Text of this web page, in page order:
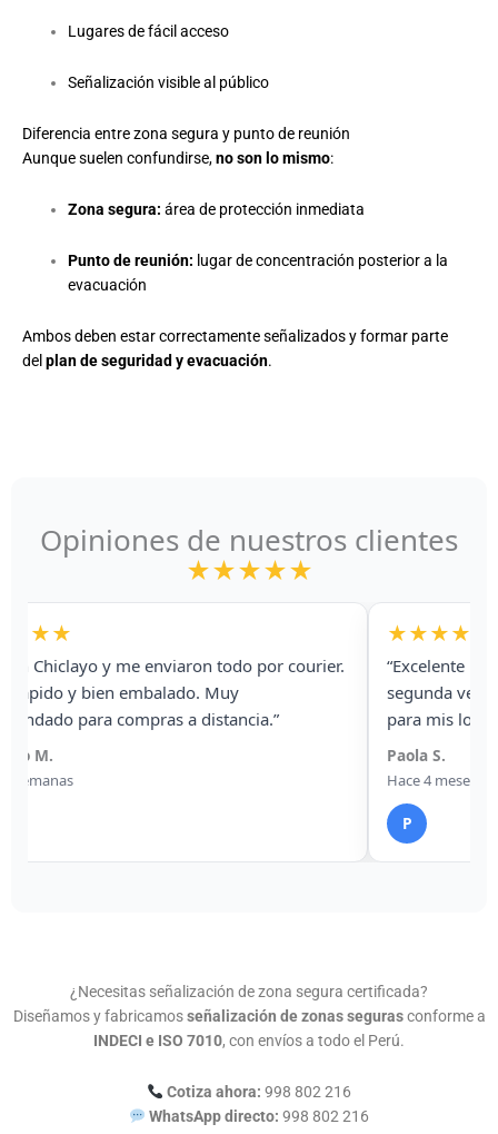
Lugares de fácil acceso
Señalización visible al público
Diferencia entre zona segura y punto de reunión
Aunque suelen confundirse,no son lo mismo:
Zona segura: área de protección inmediata
Punto de reunión: lugar de concentración posterior a la
evacuación
Ambos deben estar correctamente señalizados y formar parte
del plan de seguridad y evacuación.
Opiniones de nuestros clientes
★★★★★
“Excelente relación precio–calidad. Ya es la
segunda vez que compro señalética con ellos
para mis locales.”
¿Necesitas señalización de zona segura certificada?
Diseñamos y fabricamosseñalización de zonas segurasconforme a
INDECI e ISO 7010, con envíos a todo el Perú.
Cotiza ahora: 998 802 216
WhatsApp directo: 998 802 216